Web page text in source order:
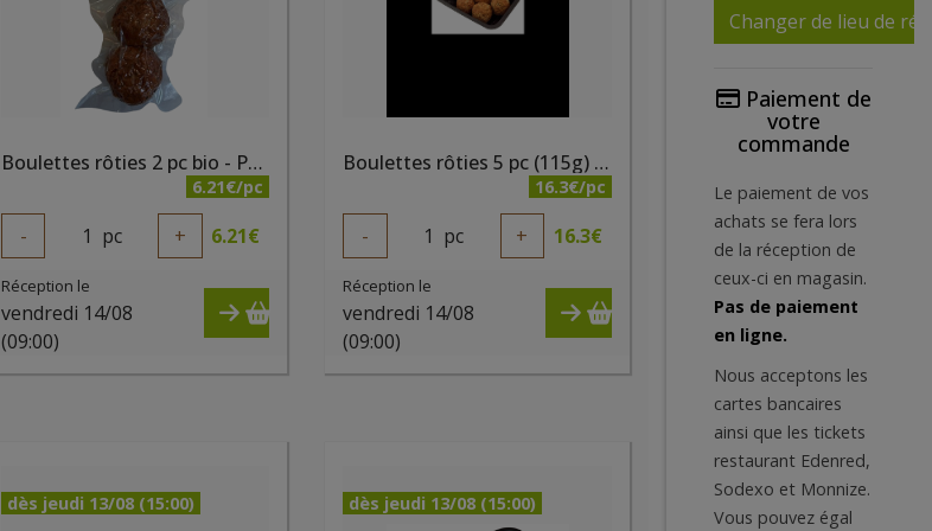
Boulettes rôties 2 pc bio - PQA
6.21€/pc
- 1 pc + 6.21€
Réception le
vendredi 14/08
(09:00)
Boulettes rôties 5 pc (115g) bio - PQA
16.3€/pc
- 1 pc + 16.3€
Réception le
vendredi 14/08
(09:00)
dès jeudi 13/08 (15:00) dès jeudi 13/08 (15:00)
Changer de lieu de
Paiement de
votre
commande
Le paiement de vos
achats se fera lors
de la réception de
ceux-ci en magasin.
Pas de paiement
en ligne.
Nous acceptons les
cartes bancaires
ainsi que les tickets
restaurant Edenred,
Sodexo et Monnize.
Vous pouvez égal